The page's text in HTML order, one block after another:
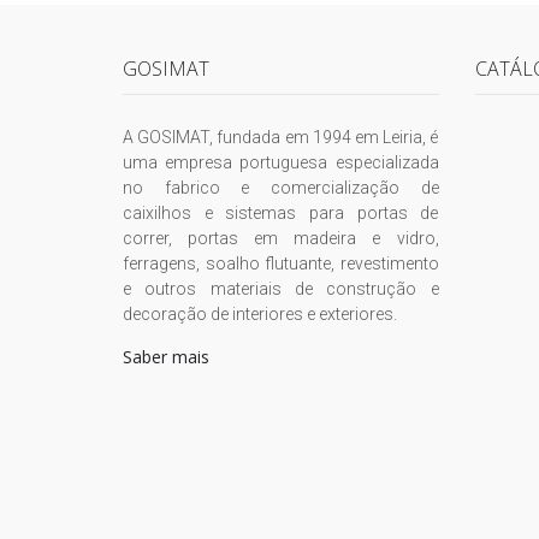
GOSIMAT
A GOSIMAT, fundada em 1994 em Leiria, é
uma empresa portuguesa especializada
no fabrico e comercialização de
caixilhos e sistemas para portas de
correr, portas em madeira e vidro,
ferragens, soalho flutuante, revestimento
e outros materiais de construção e
decoração de interiores e exteriores.
Saber mais